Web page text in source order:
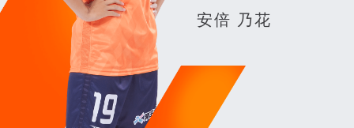
安倍 乃花